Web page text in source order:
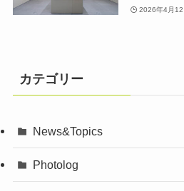
2026年4月12
カテゴリー
News&Topics
Photolog